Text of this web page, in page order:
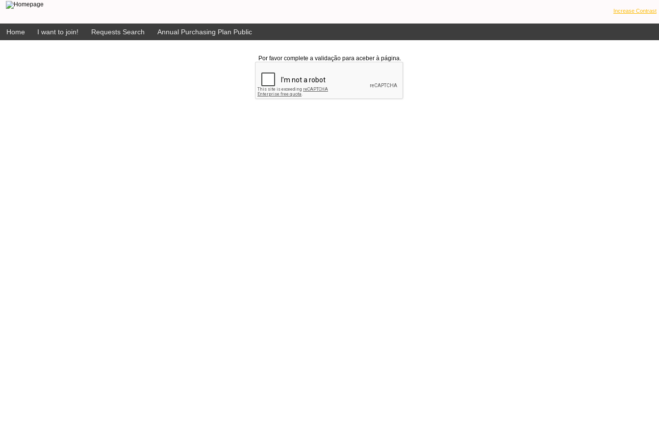
Increase Contrast
Home I want to join! Requests Search Annual Purchasing Plan Public
Por favor complete a validação para aceber à página.